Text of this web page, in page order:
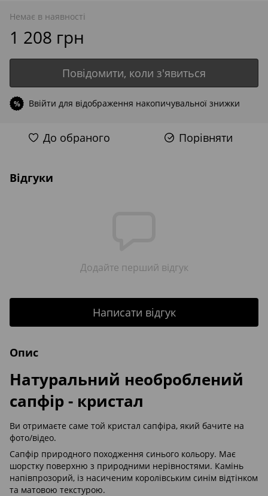
Немає в наявності
1 208 грн
Повідомити, коли з'явиться
% Ввійти для відображення накопичувальної знижки
До обраного Порівняти
Відгуки
Додайте перший відгук
Написати відгук
Опис
Натуральний необроблений
сапфір - кристал
Ви отримаєте саме той кристал сапфіра, який бачите на
фото/відео.
Сапфір природного походження синього кольору. Має
шорстку поверхню з природними нерівностями. Камінь
напівпрозорий, із насиченим королівським синім відтінком
та матовою текстурою.